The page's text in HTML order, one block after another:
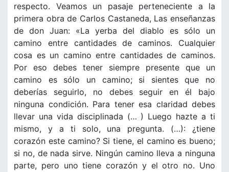
respecto. Veamos un pasaje perteneciente a la
primera obra de Carlos Castaneda, Las enseñanzas
de don Juan: «La yerba del diablo es sólo un
camino entre cantidades de caminos. Cualquier
cosa es un camino entre cantidades de caminos.
Por eso debes tener siempre presente que un
camino es sólo un camino; si sientes que no
deberías seguirlo, no debes seguir en él bajo
ninguna condición. Para tener esa claridad debes
llevar una vida disciplinada (… ) Luego hazte a ti
mismo, y a ti solo, una pregunta. (…): ¿tiene
corazón este camino? Si tiene, el camino es bueno;
si no, de nada sirve. Ningún camino lleva a ninguna
parte, pero uno tiene corazón y el otro no. Uno